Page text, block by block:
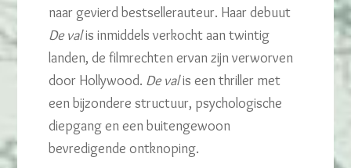
naar gevierd bestsellerauteur. Haar debuut
De valis inmiddels verkocht aan twintig
landen, de filmrechten ervan zijn verworven
door Hollywood. De valis een thriller met
een bijzondere structuur, psychologische
diepgang en een buitengewoon
bevredigende ontknoping.